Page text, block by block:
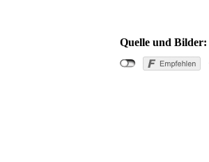
Quelle und Bilder: